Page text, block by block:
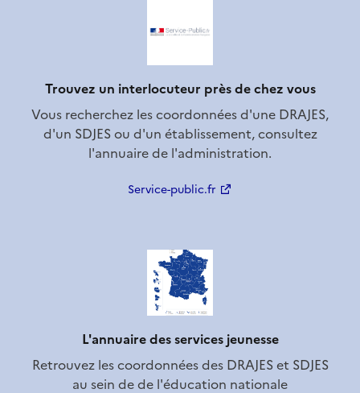
Trouvez un interlocuteur près de chez vous
Vous recherchez les coordonnées d'une DRAJES,
d'un SDJES ou d'un établissement, consultez
l'annuaire de l'administration.
Service-public.fr
L'annuaire des services jeunesse
Retrouvez les coordonnées des DRAJES et SDJES
au sein de de l'éducation nationale